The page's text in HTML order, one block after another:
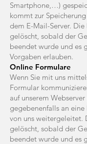
Smartphone,…)
kommt zur
dem E-Mail-Server.
gelöscht, sobald der
beendet wurde und es
Vorgaben erlauben.
Online Formulare
Wenn Sie mit uns
Formular
auf unserem
gegebenenfalls an
von uns weitergeleitet.
gelöscht, sobald der
beendet wurde und es